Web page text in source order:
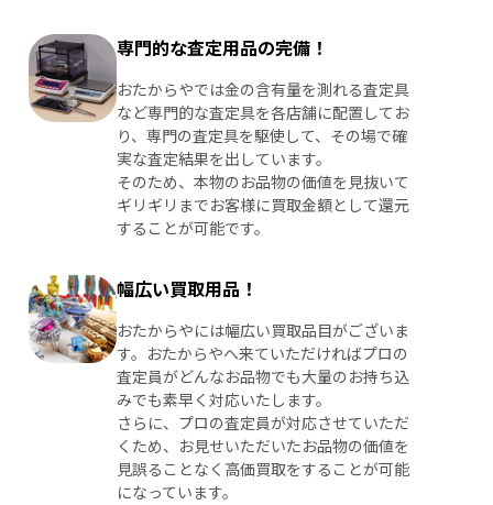
専門的な査定用品の完備！
おたからやでは金の含有量を測れる査定具
など専門的な査定具を各店舗に配置してお
り、専門の査定具を駆使して、その場で確
実な査定結果を出しています。
そのため、本物のお品物の価値を見抜いて
ギリギリまでお客様に買取金額として還元
することが可能です。
幅広い買取用品！
おたからやには幅広い買取品目がございま
す。おたからやへ来ていただければプロの
査定員がどんなお品物でも大量のお持ち込
みでも素早く対応いたします。
さらに、プロの査定員が対応させていただ
くため、お見せいただいたお品物の価値を
見誤ることなく高価買取をすることが可能
になっています。